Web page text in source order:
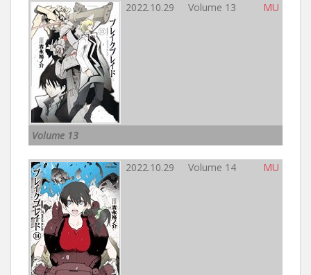
2022.10.29 Volume 13 MU
Volume 13
2022.10.29 Volume 14 MU